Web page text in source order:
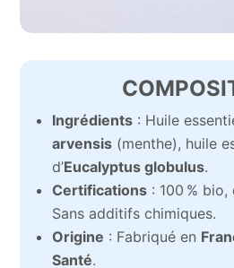
Ingrédients : Huile
arvensis (menthe), huile
d’Eucalyptus globulus.
Certifications : 100 %
Sans additifs chimiques.
Origine : Fabriqué en
Santé.